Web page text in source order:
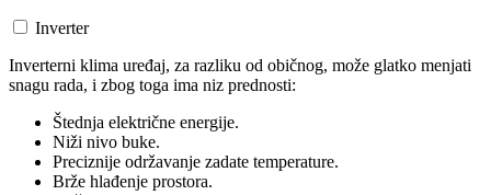
Inverter
Inverterni klima uređaj, za razliku od običnog, može glatko menjati
snagu rada, i zbog toga ima niz prednosti:
Štednja električne energije.
Niži nivo buke.
Preciznije održavanje zadate temperature.
Brže hlađenje prostora.